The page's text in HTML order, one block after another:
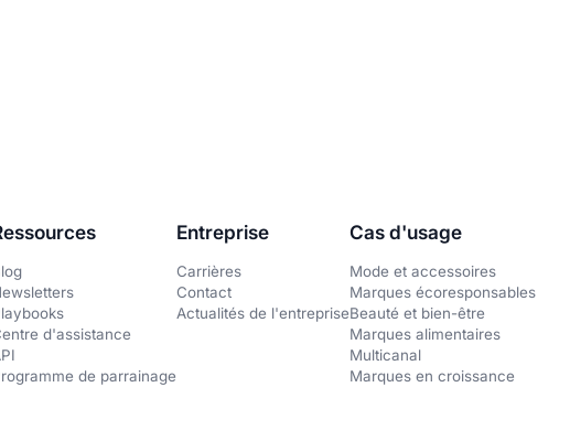
d'assistance
de parrainage
Entreprise
Carrières
Contact
Actualités de l'entreprise
Cas d'usage
Mode et accessoires
Marques écoresponsables
Beauté et bien-être
Marques alimentaires
Multicanal
Marques en croissance